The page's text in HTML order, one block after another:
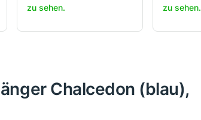
zu sehen.
zu sehen.
Chalcedon (blau),